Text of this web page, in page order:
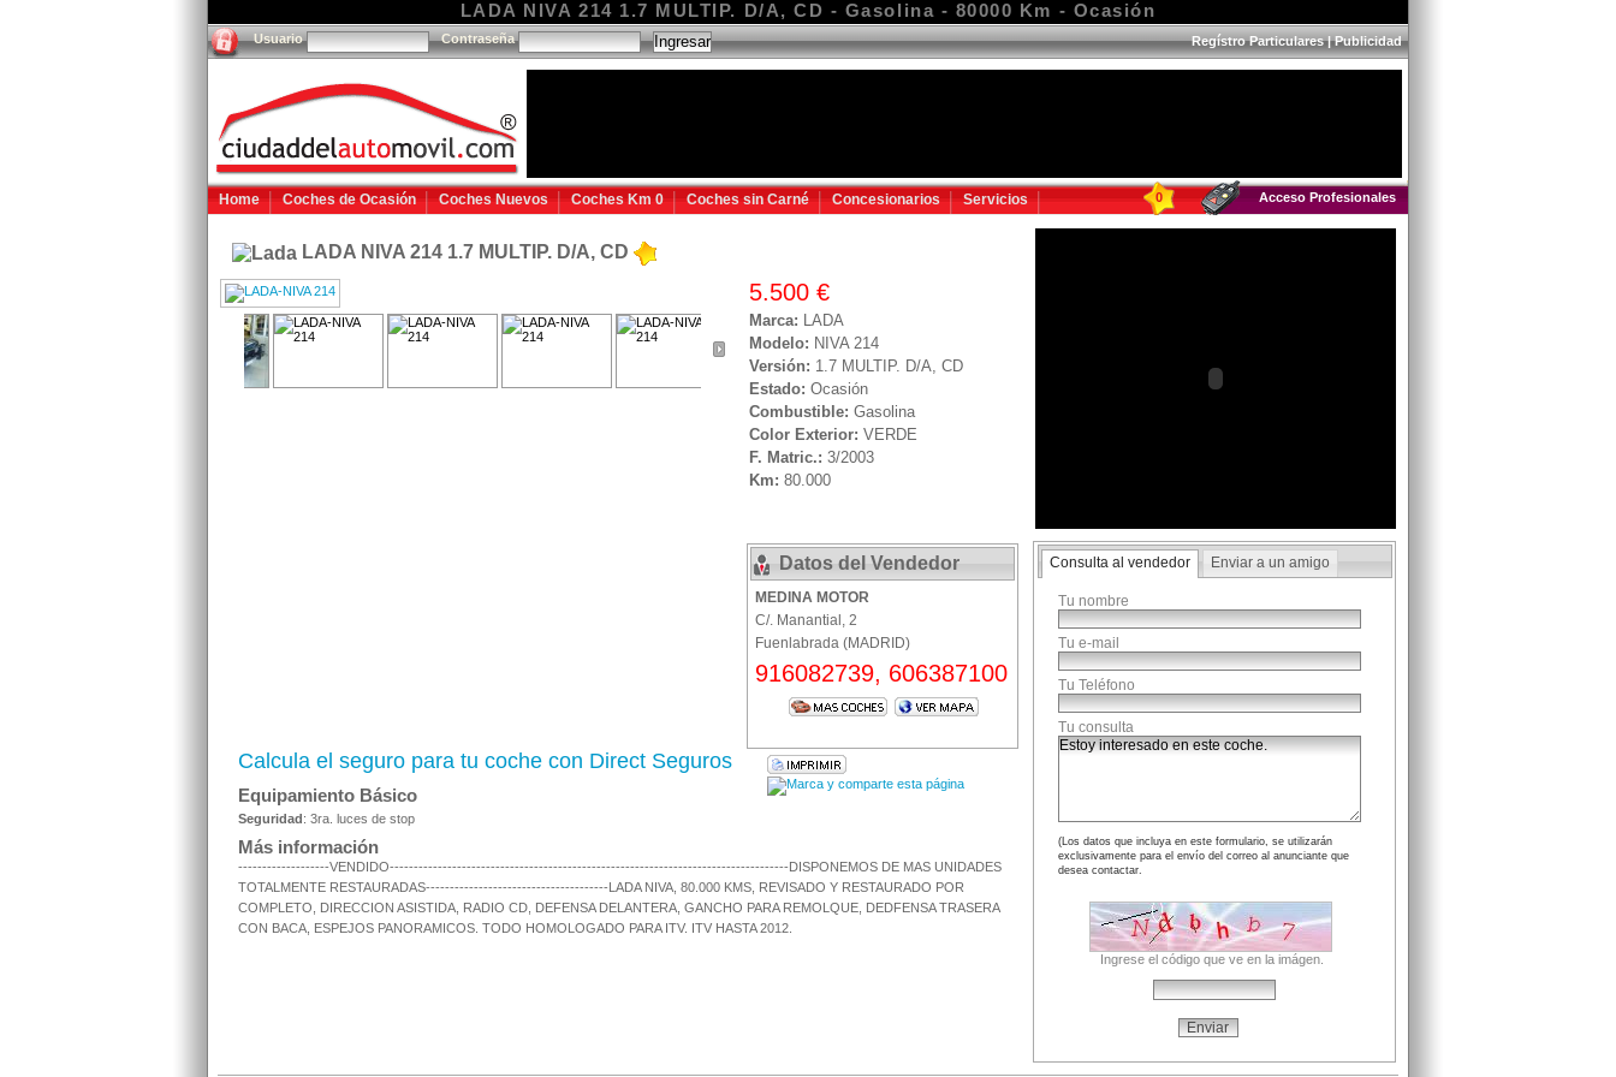
LADA NIVA 214 1.7 MULTIP. D/A, CD - Gasolina - 80000 Km - Ocasión
Usuario Contraseña Regístro Particulares|Publicidad
Home Coches de Ocasión Coches Nuevos Coches Km 0 Coches sin Carné Concesionarios Servicios 0 Acceso Profesionales
LADA NIVA 214 1.7 MULTIP. D/A, CD
5.500 €
Marca: LADA
Modelo: NIVA 214
Versión: 1.7 MULTIP. D/A, CD
Estado: Ocasión
Combustible: Gasolina
Color Exterior: VERDE
F. Matric.: 3/2003
Km: 80.000
Datos del Vendedor
MEDINA MOTOR
C/. Manantial, 2
Fuenlabrada (MADRID)
916082739, 606387100
Consulta al vendedor Enviar a un amigo
Tu nombre
Tu e-mail
Tu Teléfono
Tu consulta
(Los datos que incluya en este formulario, se utilizarán
exclusivamente para el envío del correo al anunciante que
desea contactar.
Ingrese el código que ve en la imágen.
Calcula el seguro para tu coche con Direct Seguros
Equipamiento Básico
Seguridad: 3ra. luces de stop
Más información
-------------------VENDIDO-----------------------------------------------------------------------------------DISPONEMOS DE MAS UNIDADES
TOTALMENTE RESTAURADAS--------------------------------------LADA NIVA, 80.000 KMS, REVISADO Y RESTAURADO POR
COMPLETO, DIRECCION ASISTIDA, RADIO CD, DEFENSA DELANTERA, GANCHO PARA REMOLQUE, DEDFENSA TRASERA
CON BACA, ESPEJOS PANORAMICOS. TODO HOMOLOGADO PARA ITV. ITV HASTA 2012.